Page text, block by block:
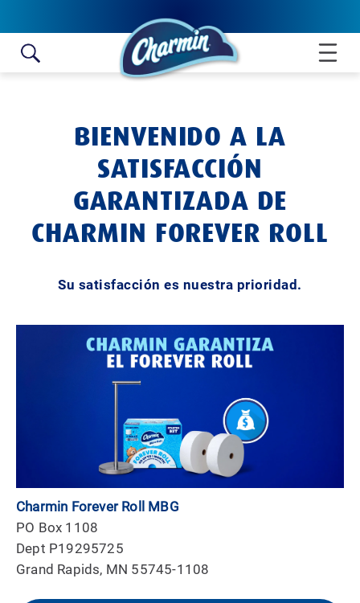
BIENVENIDO A LA
SATISFACCIÓN
GARANTIZADA DE
CHARMIN FOREVER ROLL
Su satisfacción es nuestra prioridad.
Charmin Forever Roll MBG
PO Box 1108
Dept P19295725
Grand Rapids, MN 55745-1108